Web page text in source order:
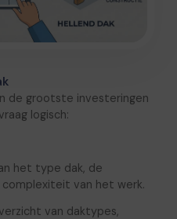
de grootste investeringen
logisch:
het type dak, de
van het werk.
van daktypes,